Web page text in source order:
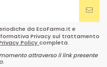
da EcoFarma.it e
Privacy sul trattamento
Policycompleta.
attraverso il link presente